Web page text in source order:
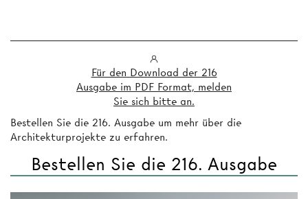
Für den Download der 216
Ausgabe im PDF Format, melden
Sie sich bitte an.
Bestellen Sie die 216. Ausgabe um mehr über die
Architekturprojekte zu erfahren.
Bestellen Sie die 216. Ausgabe